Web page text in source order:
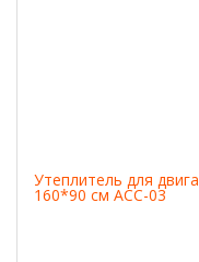
Утеплитель для
160*90 см ACC-03